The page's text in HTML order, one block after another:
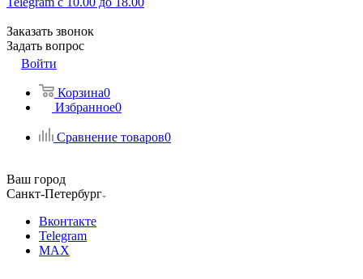
Заказать звонок
Задать вопрос
Войти
Корзина0
Избранное0
Сравнение товаров0
Ваш город
Санкт-Петербург
Вконтакте
Telegram
MAX